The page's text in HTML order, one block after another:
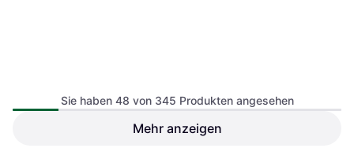
TESA Packband 132 m x B
TRU Components
Sie haben 48 von 345 Produkten angesehen
Mehr anzeigen